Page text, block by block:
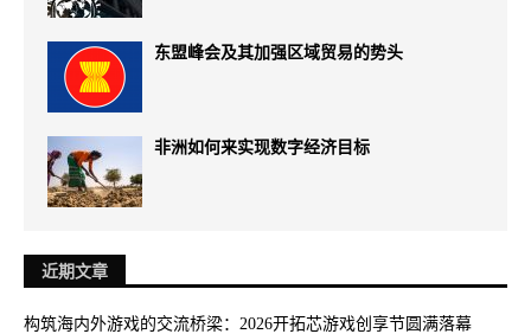
东盟峰会及其加强区域贸易的势头
非洲如何来实现数字经济目标
近期文章
构筑海内外游戏的交流桥梁：2026开拓芯游戏创享节圆满落幕